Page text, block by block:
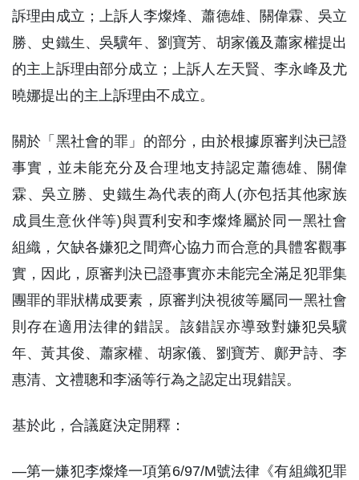
訴理由成立；上訴人李燦烽、蕭德雄、關偉霖、吳立
勝、史鐵生、吳驥年、劉寶芳、胡家儀及蕭家權提出
的主上訴理由部分成立；上訴人左天賢、李永峰及尤
曉娜提出的主上訴理由不成立。
關於「黑社會的罪」的部分，由於根據原審判決已證
事實，並未能充分及合理地支持認定蕭德雄、關偉
霖、吳立勝、史鐵生為代表的商人(亦包括其他家族
成員生意伙伴等)與賈利安和李燦烽屬於同一黑社會
組織，欠缺各嫌犯之間齊心協力而合意的具體客觀事
實，因此，原審判決已證事實亦未能完全滿足犯罪集
團罪的罪狀構成要素，原審判決視彼等屬同一黑社會
則存在適用法律的錯誤。該錯誤亦導致對嫌犯吳驥
年、黃其俊、蕭家權、胡家儀、劉寶芳、鄺尹詩、李
惠清、文禮聰和李涵等行為之認定出現錯誤。
基於此，合議庭決定開釋：
—第一嫌犯李燦烽一項第6/97/M號法律《有組織犯罪